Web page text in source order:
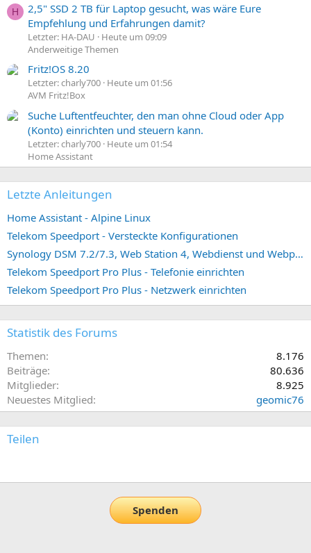
H
2,5" SSD 2 TB für Laptop gesucht, was wäre Eure
Empfehlung und Erfahrungen damit?
Letzter: HA-DAU
Heute um 09:09
Anderweitige Themen
Fritz!OS 8.20
Letzter: charly700 Heute um 01:56
AVM Fritz!Box
Suche Luftentfeuchter, den man ohne Cloud oder App
(Konto) einrichten und steuern kann.
Letzter: charly700 Heute um 01:54
Home Assistant
Letzte Anleitungen
Home Assistant - Alpine Linux
Telekom Speedport - Versteckte Konfigurationen
Synology DSM 7.2/7.3, Web Station 4, Webdienst und Webportal erstellen (ehemals vHost)
Telekom Speedport Pro Plus - Telefonie einrichten
Telekom Speedport Pro Plus - Netzwerk einrichten
Statistik des Forums
Themen
8.176
Beiträge
80.636
Mitglieder
8.925
Neuestes Mitglied
geomic76
Teilen
Spenden